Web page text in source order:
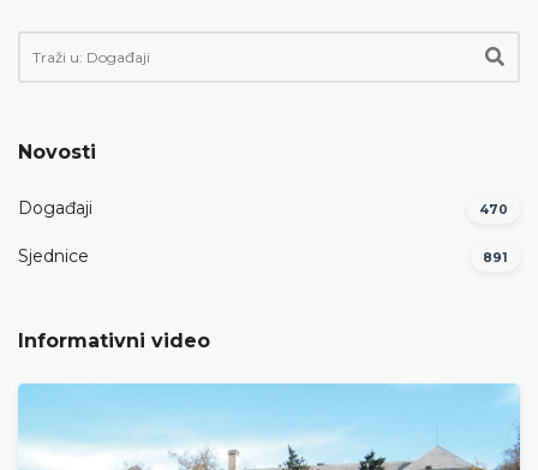
Novosti
Događaji 470
Sjednice 891
Informativni video